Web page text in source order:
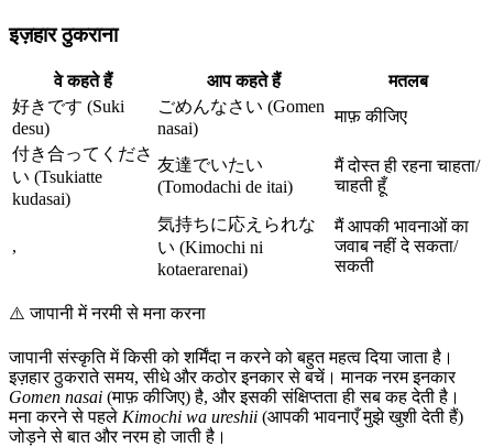
इज़हार ठुकराना
वे कहते हैं आप कहते हैं
मतलब
好きです (Suki
desu)
ごめんなさい (Gomen
nasai)
माफ़ कीजिए
付き合ってくださ
い (Tsukiatte
kudasai)
友達でいたい
(Tomodachi de itai)
मैं दोस्त ही रहना चाहता/
चाहती हूँ
,
気持ちに応えられな
い (Kimochi ni
kotaerarenai)
मैं आपकी भावनाओं का
जवाब नहीं दे सकता/
सकती
⚠️ जापानी में नरमी से मना करना
जापानी संस्कृति में किसी को शर्मिंदा न करने को बहुत महत्व दिया जाता है।
इज़हार ठुकराते समय, सीधे और कठोर इनकार से बचें। मानक नरम इनकार
Gomen nasai (माफ़ कीजिए) है, और इसकी संक्षिप्तता ही सब कह देती है।
मना करने से पहले Kimochi wa ureshii (आपकी भावनाएँ मुझे खुशी देती हैं)
जोड़ने से बात और नरम हो जाती है।